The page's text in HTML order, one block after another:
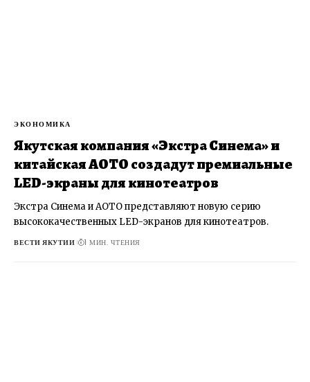
ЭКОНОМИКА
Якутская компания «Экстра Синема» и
китайская AOTO создадут премиальные
LED-экраны для кинотеатров
Экстра Синема и AOTO представляют новую серию
высококачественных LED-экранов для кинотеатров.
ВЕСТИ ЯКУТИИ 1 МИН. ЧТЕНИЯ